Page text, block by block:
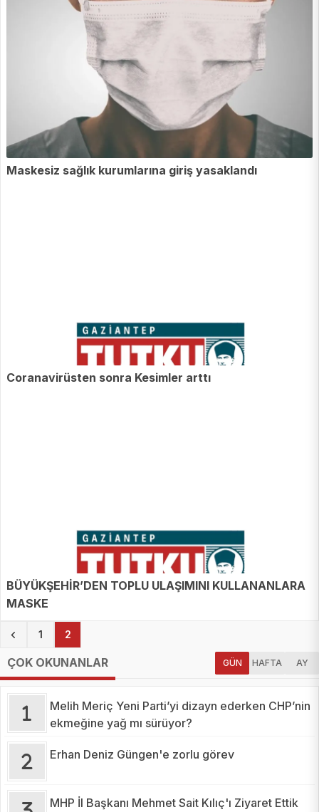
Maskesiz sağlık kurumlarına giriş yasaklandı
Coranavirüsten sonra Kesimler arttı
BÜYÜKŞEHİR’DEN TOPLU ULAŞIMINI KULLANANLARA
MASKE
1 2(current)
ÇOK OKUNANLAR GÜN HAFTA AY
Melih Meriç Yeni Parti’yi dizayn ederken CHP’nin
ekmeğine yağ mı sürüyor?
Erhan Deniz Güngen'e zorlu görev
MHP İl Başkanı Mehmet Sait Kılıç'ı Ziyaret Ettik